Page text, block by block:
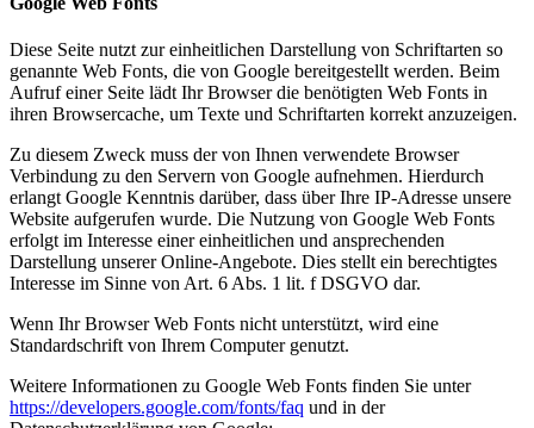
Diese Seite nutzt zur einheitlichen Darstellung von Schriftarten so
genannte Web Fonts, die von Google bereitgestellt werden. Beim
Aufruf einer Seite lädt Ihr Browser die benötigten Web Fonts in
ihren Browsercache, um Texte und Schriftarten korrekt anzuzeigen.
Zu diesem Zweck muss der von Ihnen verwendete Browser
Verbindung zu den Servern von Google aufnehmen. Hierdurch
erlangt Google Kenntnis darüber, dass über Ihre IP-Adresse unsere
Website aufgerufen wurde. Die Nutzung von Google Web Fonts
erfolgt im Interesse einer einheitlichen und ansprechenden
Darstellung unserer Online-Angebote. Dies stellt ein berechtigtes
Interesse im Sinne von Art. 6 Abs. 1 lit. f DSGVO dar.
Wenn Ihr Browser Web Fonts nicht unterstützt, wird eine
Standardschrift von Ihrem Computer genutzt.
Weitere Informationen zu Google Web Fonts finden Sie unter
https://developers.google.com/fonts/faq und in der